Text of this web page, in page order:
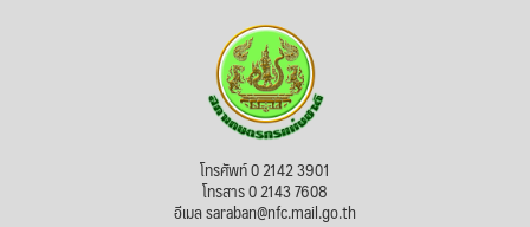
โทรศัพท์ 0 2142 3901
โทรสาร 0 2143 7608
อีเมล saraban@nfc.mail.go.th